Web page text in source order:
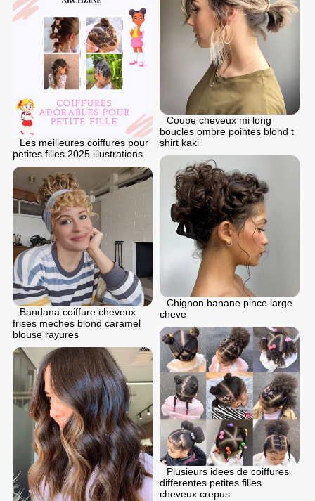
Coupe cheveux mi long
boucles ombre pointes blond t
shirt kaki
Les meilleures coiffures pour
petites filles 2025 illustrations
Chignon banane pince large
cheve
Bandana coiffure cheveux
frises meches blond caramel
blouse rayures
Plusieurs idees de coiffures
differentes petites filles
cheveux crepus